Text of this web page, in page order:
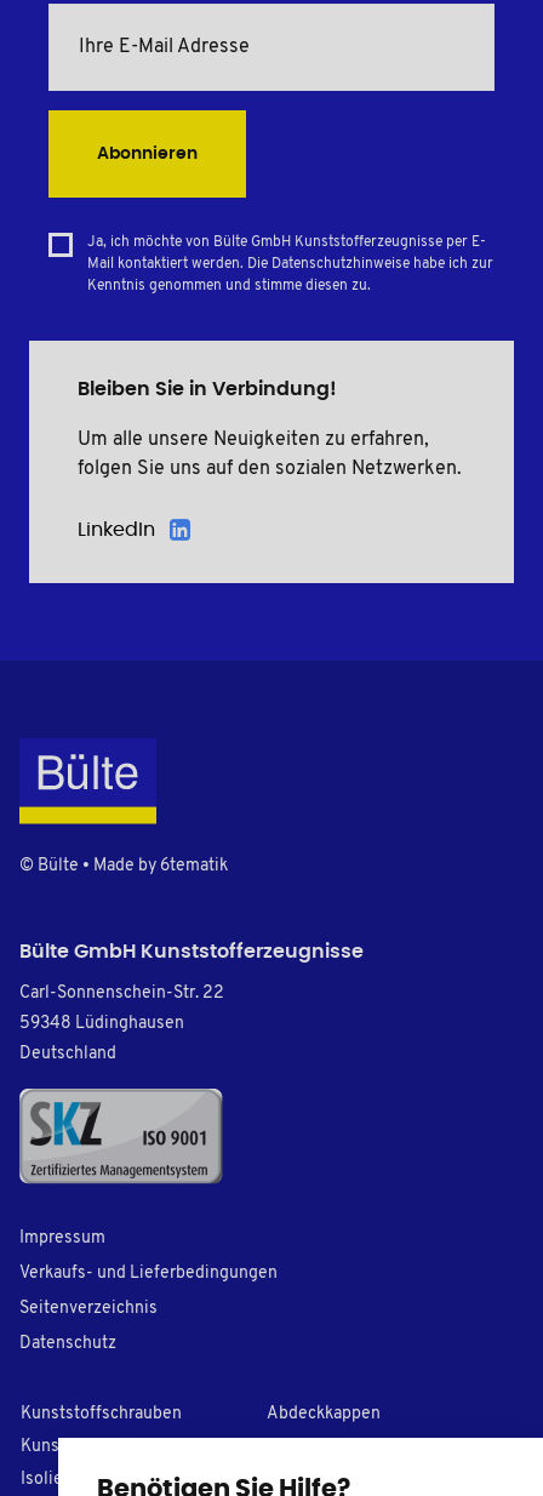
Benötigen Sie Hilfe?
Abonnieren
Ja, ich möchte von Bülte GmbH Kunststofferzeugnisse per E-
Mail kontaktiert werden. Die Datenschutzhinweise habe ich zur
Kenntnis genommen und stimme diesen zu.
Bleiben Sie in Verbindung!
Um alle unsere Neuigkeiten zu erfahren,
folgen Sie uns auf den sozialen Netzwerken.
LinkedIn
© Bülte • Made by 6tematik
Bülte GmbH Kunststofferzeugnisse
Carl-Sonnenschein-Str. 22
59348 Lüdinghausen
Deutschland
Impressum
Verkaufs- und Lieferbedingungen
Seitenverzeichnis
Datenschutz
Kunststoffschrauben
Abdeckkappen
Kunststoff-Unterlegscheiben
solierhülsen PVC Kappen